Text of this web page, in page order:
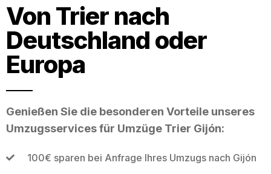
Von Trier nach
Deutschland oder
Europa
Genießen Sie die besonderen Vorteile unseres
Umzugsservices für Umzüge Trier Gijón:
100€ sparen bei Anfrage Ihres Umzugs nach Gijón